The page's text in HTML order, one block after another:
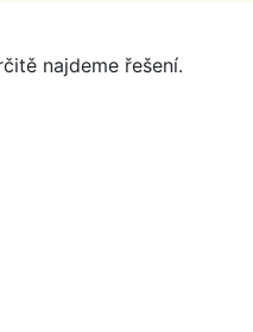
najdeme řešení.